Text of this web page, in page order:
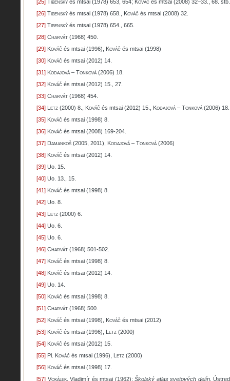
[25] Tibenský és mtsai (1978) 653, 654; Kováč és mtsai (2008) 32–33., 68. stb.
[26] Tibenský és mtsai (1978) 658., Kováč és mtsai (2008) 32.
[27] Tibenský és mtsai (1978) 654., 665.
[28] Charvát (1968) 450.
[29] Kováč és mtsai (1996), Kováč és mtsai (1998)
[30] Kováč és mtsai (2012) 14.
[31] Kodajová– Tonková(2006) 18.
[32] Kováč és mtsai (2012) 15., 27.
[33] Charvát (1968) 454.
[34] Letz (2000) 8., Kováč és mtsai (2012) 15., Kodajová– Tonková(2006) 18.
[35] Kováč és mtsai (1998) 8.
[36] Kováč és mtsai (2008) 169-204.
[37] Damankoš (2005, 2011), Kodajová– Tonková(2006)
[38] Kováč és mtsai (2012) 14.
[39] Uo. 15.
[40] Uo. 13., 15.
[41] Kováč és mtsai (1998) 8.
[42] Uo. 8.
[43] Letz (2000) 6.
[44] Uo. 6.
[45] Uo. 6.
[46] Charvát (1968) 501-502.
[47] Kováč és mtsai (1998) 8.
[48] Kováč és mtsai (2012) 14.
[49] Uo. 14.
[50] Kováč és mtsai (1998) 8.
[51] Charvát (1968) 500.
[52] Kováč és mtsai (1998), Kováč és mtsai (2012)
[53] Kováč és mtsai (1996), Letz (2000)
[54] Kováč és mtsai (2012) 15.
[55] Pl. Kováč és mtsai (1996), Letz (2000)
[56] Kováč és mtsai (1998) 17.
[57] Vokálek, Vladimír és mtsai (1962): Školský atlas svetových dejín.